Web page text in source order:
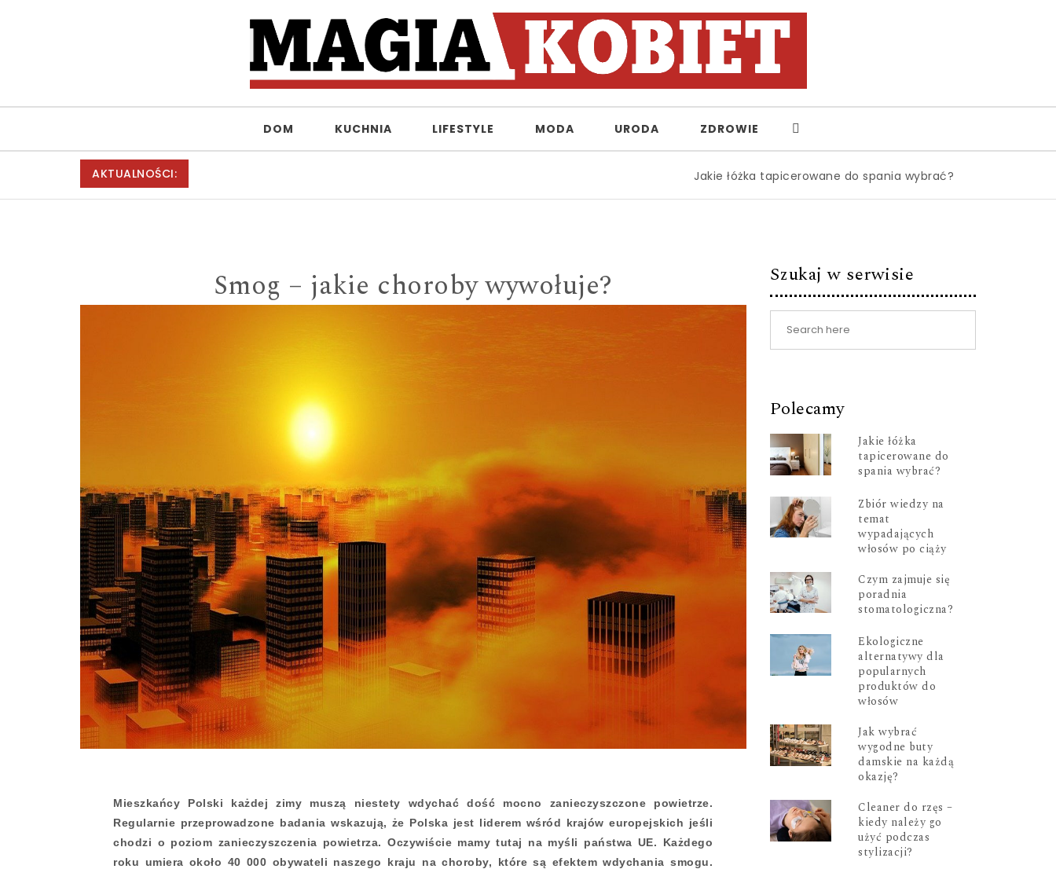
DOM KUCHNIA LIFESTYLE MODA URODA ZDROWIE
AKTUALNOŚCI: Jakie łóżka tapicerowane do spania wybrać? | Zbiór wiedzy na
Smog – jakie choroby wywołuje?
Mieszkańcy Polski każdej zimy muszą niestety wdychać dość mocno zanieczyszczone powietrze.
Regularnie przeprowadzone badania wskazują, że Polska jest liderem wśród krajów europejskich jeśli
chodzi o poziom zanieczyszczenia powietrza. Oczywiście mamy tutaj na myśli państwa UE. Każdego
roku umiera około 40 000 obywateli naszego kraju na choroby, które są efektem wdychania smogu.
Szukaj w serwisie
Polecamy
Jakie łóżka
tapicerowane do
spania wybrać?
Zbiór wiedzy na
temat
wypadających
włosów po ciąży
Czym zajmuje się
poradnia
stomatologiczna?
Ekologiczne
alternatywy dla
popularnych
produktów do
włosów
Jak wybrać
wygodne buty
damskie na każdą
okazję?
Cleaner do rzęs –
kiedy należy go
użyć podczas
stylizacji?